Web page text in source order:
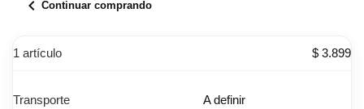
chevron_left Continuar comprando
1 artículo $ 3.899
Transporte A definir